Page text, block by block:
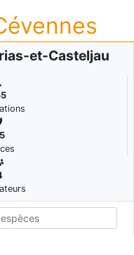
et-Casteljau